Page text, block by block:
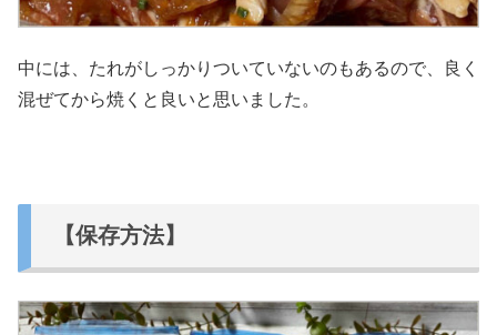
中には、たれがしっかりついていないのもあるので、良く
混ぜてから焼くと良いと思いました。
【保存方法】